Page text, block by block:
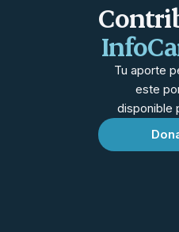
Tu aporte
este
disponible